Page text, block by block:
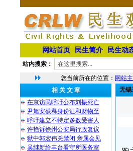
网站首页 民生简介 民生动
站内搜索：
您当前所在的位置： 网站
相 关 文 章
在京访民呼吁公布刘振死亡
尹旭安获释身份证和财物至
呼吁建立不特定多数受害人
许艳诉徐州公安局行政复议
狱中郭宏伟关禁闭 亲属会见
吴继新给丰台看守所医务室
无锡